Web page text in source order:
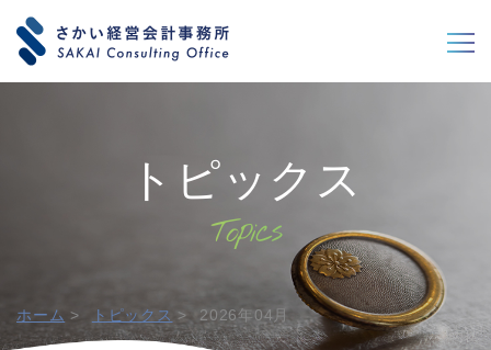
トピックス
ホーム トピックス 2026年04月